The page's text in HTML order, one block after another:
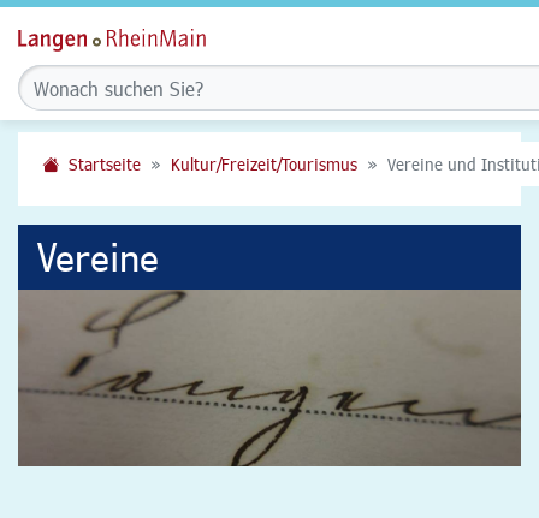
Startseite Kultur/Freizeit/Tourismus Vereine und
Vereine